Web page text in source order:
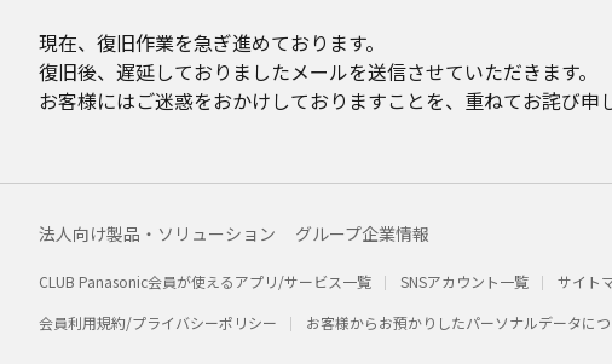
現在、復旧作業を急ぎ進めております。
復旧後、遅延しておりましたメールを送信させていただきます。
お客様にはご迷惑をおかけしておりますことを、重ねてお詫び申
法人向け製品・ソリューション グループ企業情報
CLUB Panasonic会員が使えるアプリ/サービス一覧 SNSアカウント一覧 サイト
会員利用規約/プライバシーポリシー
お客様からお預かりしたパーソナルデータに